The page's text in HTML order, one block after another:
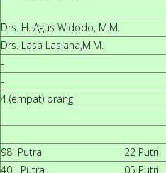
Drs. H. Agus Widodo, M.M.
Drs. Lasa Lasiana,M.M.
-
-
4 (empat) orang
98 Putra 22 Putri
40 Putra 05 Putri